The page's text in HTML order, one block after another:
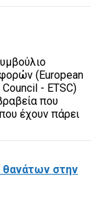
(European
- ETSC)
που
έχουν πάρει
θανάτων στην